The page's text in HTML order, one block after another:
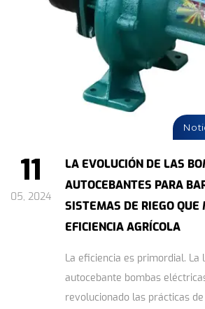
11
05, 2024
LA EVOLUCIÓN DE LAS
AUTOCEBANTES PARA
SISTEMAS DE RIEGO QUE
EFICIENCIA AGRÍCOLA
La eficiencia es primordial. La
autocebante bombas
revolucionado las prácticas